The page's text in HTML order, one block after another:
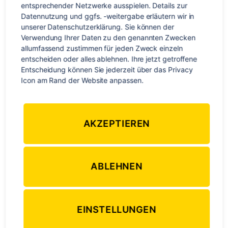
4. Beschreibe in 1-2 Sätzen dein
schönstes Auslandserlebnis!
Da ich zuvor noch nie in Costa Rica war, war für
entsprechender Netzwerke ausspielen. Details zur
Datennutzung und ggfs. -weitergabe erläutern wir in
unserer Datenschutzerklärung. Sie können der
Verwendung Ihrer Daten zu den genannten Zwecken
allumfassend zustimmen für jeden Zweck einzeln
entscheiden oder alles ablehnen. Ihre jetzt getroffene
Entscheidung können Sie jederzeit über das Privacy
Icon am Rand der Website anpassen.
AKZEPTIEREN
ABLEHNEN
EINSTELLUNGEN